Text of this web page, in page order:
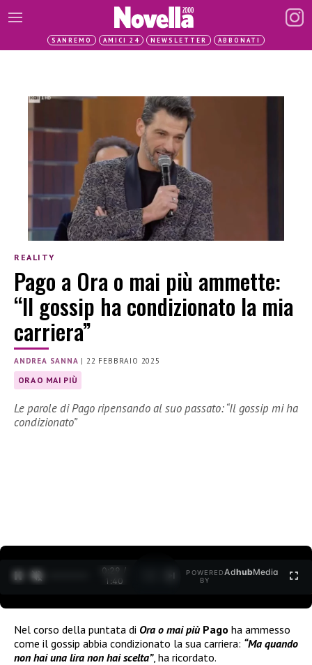
SANREMO AMICI 24 NEWSLETTER ABBONATI
REALITY
Pago a Ora o mai più ammette:
“Il gossip ha condizionato la mia
carriera”
ANDREA SANNA |22 FEBBRAIO 2025
ORA O MAI PIÙ
Le parole di Pago ripensando al suo passato: “Il gossip mi ha
condizionato”
0:30 /
1:40
POWERED
BY
AdhubMedia
Nel corso della puntata di Ora o mai più Pago ha ammesso
come il gossip abbia condizionato la sua carriera: “Ma quando
non hai una lira non hai scelta”, ha ricordato.